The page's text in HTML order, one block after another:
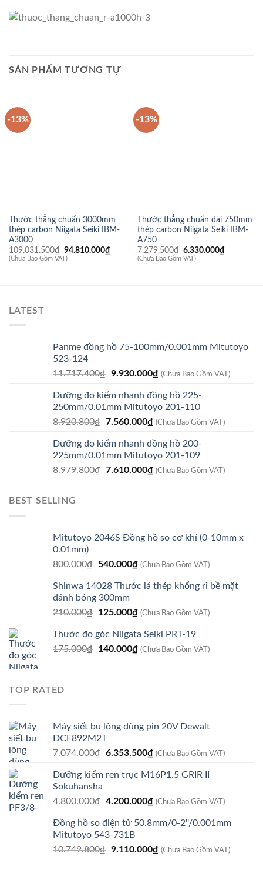
SẢN PHẨM TƯƠNG TỰ
-13%
Thước thẳng chuẩn 3000mm
thép carbon Niigata Seiki IBM-
A3000
109.031.500₫ Giá
gốc
94.810.000₫Giá
(Chưa Bao Gồm VAT)
-13%
Thước thẳng chuẩn dài 750mm
thép carbon Niigata Seiki IBM-
A750
7.279.500₫ Giá
gốc
6.330.000₫Giá
(Chưa Bao Gồm VAT)
LATEST
Panme đồng hồ 75-100mm/0.001mm Mitutoyo
523-124
11.717.400₫ Giá
là:
11.717.400₫.
9.930.000₫Giá
tại
là:
9.930.000₫.
(Chưa Bao Gồm VAT)
Dưỡng đo kiểm nhanh đồng hồ 225-
250mm/0.01mm Mitutoyo 201-110
8.920.800₫ Giá
là:
8.920.800₫.
7.560.000₫Giá
tại
là:
7.560.000₫.
(Chưa Bao Gồm VAT)
Dưỡng đo kiểm nhanh đồng hồ 200-
225mm/0.01mm Mitutoyo 201-109
8.979.800₫ Giá
7.610.000₫Giá
(Chưa Bao Gồm VAT)
BEST SELLING
Mitutoyo 2046S Đồng hồ so cơ khí (0-10mm x
0.01mm)
800.000₫
Giá
là:
800.000₫.
540.000₫Giá
tại
540.000₫.
(Chưa Bao Gồm VAT)
Shinwa 14028 Thước lá thép khổng rỉ bề mặt
đánh bóng 300mm
210.000₫
Giá
là:
210.000₫.
125.000₫Giá
tại
là:
(Chưa Bao Gồm VAT)
Thước đo góc Niigata Seiki PRT-19
175.000₫
Giá
140.000₫Giá
(Chưa Bao Gồm VAT)
TOP RATED
Máy siết bu lông dùng pin 20V Dewalt
DCF892M2T
7.074.000₫ Giá
là:
6.353.500₫Giá
tại
6.353.500₫.
(Chưa Bao Gồm VAT)
Dưỡng kiểm ren trục M16P1.5 GRIR II
Sokuhansha
4.800.000₫ Giá
là:
4.800.000₫.
4.200.000₫Giá
tại
4.200.000₫.
(Chưa Bao Gồm VAT)
Đồng hồ so điện tử 50.8mm/0-2''/0.001mm
Mitutoyo 543-731B
10.749.800₫ Giá
9.110.000₫Giá
(Chưa Bao Gồm VAT)